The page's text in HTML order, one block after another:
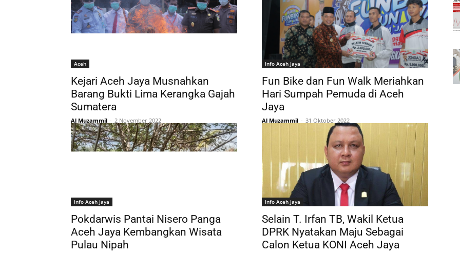
Aceh
Kejari Aceh Jaya Musnahkan
Barang Bukti Lima Kerangka Gajah
Sumatera
Al Muzammil - 2 November 2022
Info Aceh Jaya
Fun Bike dan Fun Walk Meriahkan
Hari Sumpah Pemuda di Aceh
Jaya
Al Muzammil - 31 Oktober 2022
Info Aceh Jaya
Pokdarwis Pantai Nisero Panga
Aceh Jaya Kembangkan Wisata
Pulau Nipah
Info Aceh Jaya
Selain T. Irfan TB, Wakil Ketua
DPRK Nyatakan Maju Sebagai
Calon Ketua KONI Aceh Jaya